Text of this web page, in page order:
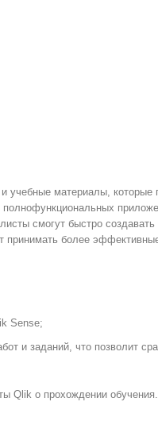
учебные материалы,
смогут быстро
принимать более
Sense;
и заданий, что позволит
Qlik о прохождении обучения.